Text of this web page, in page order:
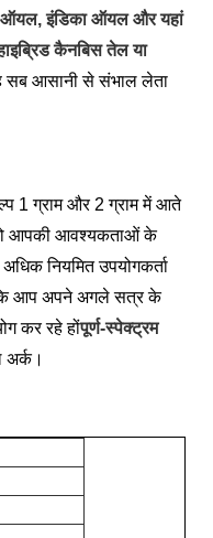
ऑयल, इंडिका ऑयल और यहां
कैनबिस तेल या
सब आसानी से संभाल लेता
1 ग्राम और 2 ग्राम में आते
आपकी आवश्यकताओं के
नियमित उपयोगकर्ता
कि आप अपने अगले सत्र के
कर रहे होंपूर्ण-स्पेक्ट्रम
अर्क।